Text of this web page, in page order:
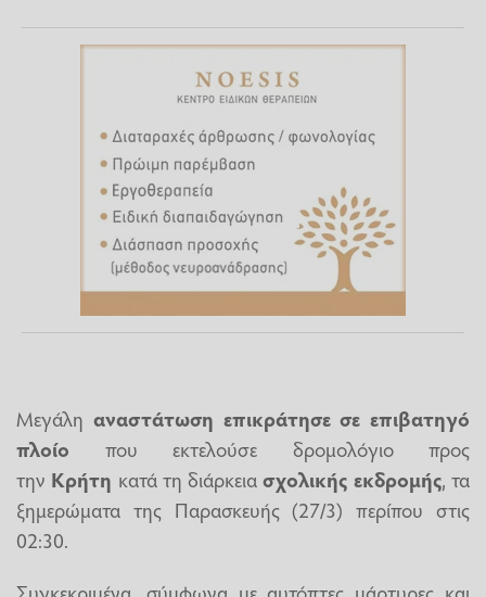
Μεγάλη αναστάτωση επικράτησε σε επιβατηγό
πλοίο που εκτελούσε δρομολόγιο προς
την Κρήτη κατά τη διάρκειασχολικής εκδρομής, τα
ξημερώματα της Παρασκευής (27/3) περίπου στις
02:30.
Συγκεκριμένα, σύμφωνα με αυτόπτες μάρτυρες και